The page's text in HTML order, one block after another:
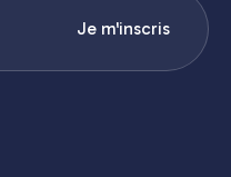
Je m'inscris